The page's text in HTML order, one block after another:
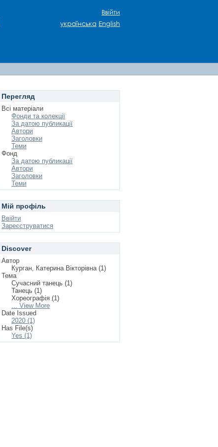
Ввійти
українська English
Перегляд
Всі матеріали
Фонди та колекції
За датою публикації
Автори
Заголовки
Теми
Фонд
За датою публикації
Автори
Заголовки
Теми
Мій профіль
Ввійти
Зареєструватися
Discover
Автор
Курган, Катерина Вікторівна (1)
Тема
Сучасний танець (1)
Танець (1)
Хореографія (1)
... View More
Date Issued
2020 (1)
Has File(s)
Yes (1)